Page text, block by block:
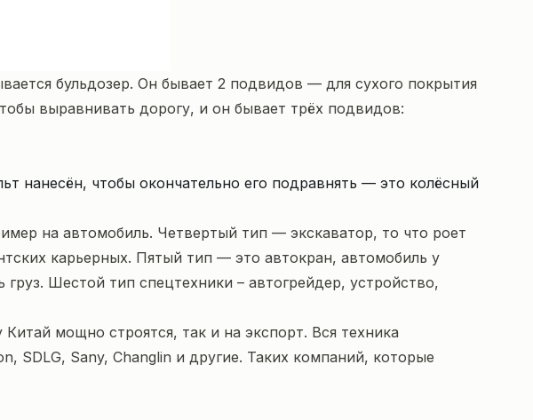
бульдозер. Он бывает 2 подвидов — для сухого покрытия
выравнивать дорогу, и он бывает трёх подвидов:
нанесён, чтобы окончательно его подравнять — это колёсный
на автомобиль. Четвертый тип — экскаватор, то что роет
карьерных. Пятый тип — это автокран, автомобиль у
Шестой тип спецтехники – автогрейдер, устройство,
мощно строятся, так и на экспорт. Вся техника
SDLG, Sany, Changlin и другие. Таких компаний, которые